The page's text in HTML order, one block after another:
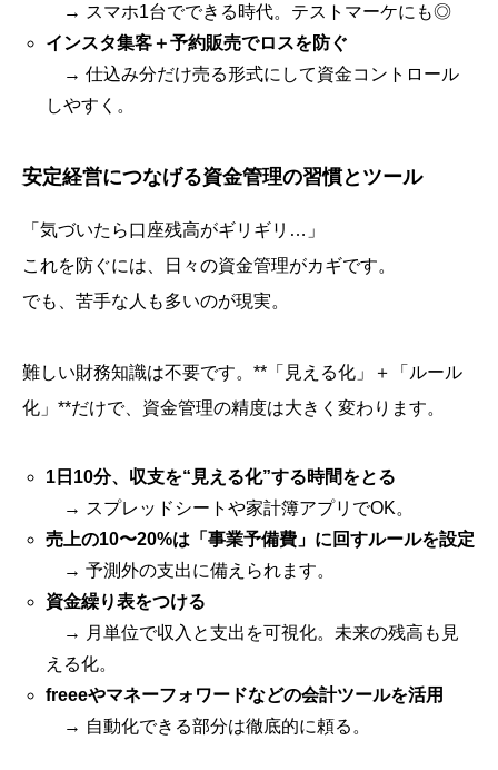
→ スマホ1台でできる時代。テストマーケにも◎
インスタ集客＋予約販売でロスを防ぐ
→ 仕込み分だけ売る形式にして資金コントロール
しやすく。
安定経営につなげる資金管理の習慣とツール
「気づいたら口座残高がギリギリ…」
これを防ぐには、日々の資金管理がカギです。
でも、苦手な人も多いのが現実。
難しい財務知識は不要です。**「見える化」＋「ルール
化」**だけで、資金管理の精度は大きく変わります。
1日10分、収支を“見える化”する時間をとる
→ スプレッドシートや家計簿アプリでOK。
売上の10〜20%は「事業予備費」に回すルールを設定
→ 予測外の支出に備えられます。
資金繰り表をつける
→ 月単位で収入と支出を可視化。未来の残高も見
える化。
freeeやマネーフォワードなどの会計ツールを活用
→ 自動化できる部分は徹底的に頼る。